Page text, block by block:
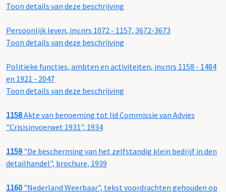
Toon details van deze beschrijving
Persoonlijk leven, inv.nrs 1072 - 1157, 3672-3673
Toon details van deze beschrijving
Politieke functies, ambten en activiteiten, inv.nrs 1158 - 1484
en 1921 - 2047
Toon details van deze beschrijving
1158Akte van benoeming tot lid Commissie van Advies
"Crisisinvoerwet 1931", 1934
1159 "De bescherming van het zelfstandig klein bedrijf in den
detailhandel", brochure, 1939
1160 "Nederland Weerbaar", tekst voordrachten gehouden op